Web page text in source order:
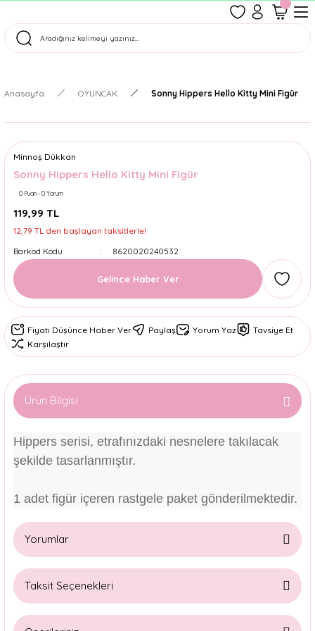
Tüm Siparişler Aynı Gün Kargoda!
Anasayfa OYUNCAK Sonny Hippers Hello Kitty Mini Figür
Minnoş Dükkan
Sonny Hippers Hello Kitty Mini Figür
0 Puan - 0 Yorum
119,99 TL
12,79 TL den başlayan taksitlerle!
Barkod Kodu
8620020240532
Gelince Haber Ver
Fiyatı Düşünce Haber Ver Paylaş Yorum Yaz
Tavsiye Et
Karşılaştır
Ürün Bilgisi
Hippers serisi, etrafınızdaki nesnelere takılacak
şekilde tasarlanmıştır.
1 adet figür içeren rastgele paket gönderilmektedir.
Yorumlar
Taksit Seçenekleri